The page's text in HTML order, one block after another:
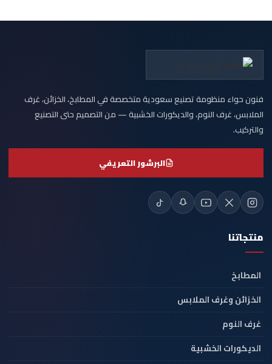
فنون حواء منظومة تصنيع سعودية متخصصة في المطابخ، الخزائن، غرف
الملابس، غرف النوم، والديكورات الخشبية — من التصميم حتى التصنيع
والتركيب.
البرشور التعريفي
منتجاتنا
المطابخ
الخزائن وغرف الملابس
غرف النوم
الديكورات الخشبية